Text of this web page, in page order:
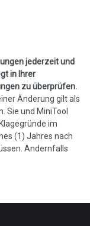
jederzeit und
in Ihrer
zu überprüfen.
Änderung gilt als
Sie und MiniTool
im
(1) Jahres nach
Andernfalls